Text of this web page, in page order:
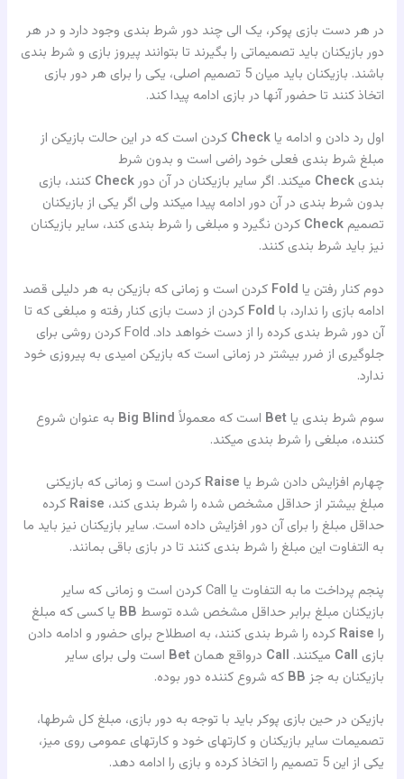
در هر دست بازی پوکر، یک الی چند دور شرط بندی وجود دارد و در هر
دور بازیکنان باید تصمیماتی را بگیرند تا بتوانند پیروز بازی و شرط بندی
باشند. بازیکنان باید میان 5 تصمیم اصلی، یکی را برای هر دور بازی
اتخاذ کنند تا حضور آنها در بازی ادامه پیدا کند.
اول رد دادن و ادامه یاCheck کردن است که در این حالت بازیکن از
مبلغ شرط بندی فعلی خود راضی است و بدون شرط
بندی Check میکند. اگر سایر بازیکنان در آن دورCheck
کنند، بازی
بدون شرط بندی در آن دور ادامه پیدا میکند ولی اگر یکی از بازیکنان
تصمیمCheck کردن نگیرد و مبلغی را شرط بندی کند، سایر بازیکنان
نیز باید شرط بندی کنند.
دوم کنار رفتن یا Fold کردن است و زمانی که بازیکن به هر دلیلی قصد
ادامه بازی را ندارد، با Fold کردن از دست بازی کنار رفته و مبلغی که تا
آن دور شرط بندی کرده را از دست خواهد داد. Fold کردن روشی برای
جلوگیری از ضرر بیشتر در زمانی است که بازیکن امیدی به پیروزی خود
ندارد.
سوم شرط بندی یاBet است که معمولاً Big Blind به عنوان شروع
کننده، مبلغی را شرط بندی میکند.
چهارم افزایش دادن شرط یا Raise کردن است و زمانی که بازیکنی
مبلغ بیشتر از حداقل مشخص شده را شرط بندی کند،
کرده
حداقل مبلغ را برای آن دور افزایش داده است. سایر بازیکنان نیز باید ما
به التفاوت این مبلغ را شرط بندی کنند تا در بازی باقی بمانند.
پنجم پرداخت ما به التفاوت یا Call کردن است و زمانی که سایر
بازیکنان مبلغ برابر حداقل مشخص شده توسط BB یا کسی که مبلغ
را Raise کرده را شرط بندی کنند، به اصطلاح برای حضور و ادامه دادن
بازی Call میکنند. Call درواقع همانBet است ولی برای سایر
بازیکنان به جز BB که شروع کننده دور بوده.
بازیکن در حین بازی پوکر باید با توجه به دور بازی، مبلغ کل شرطها،
تصمیمات سایر بازیکنان و کارتهای خود و کارتهای عمومی روی میز،
یکی از این 5 تصمیم را اتخاذ کرده و بازی را ادامه دهد.